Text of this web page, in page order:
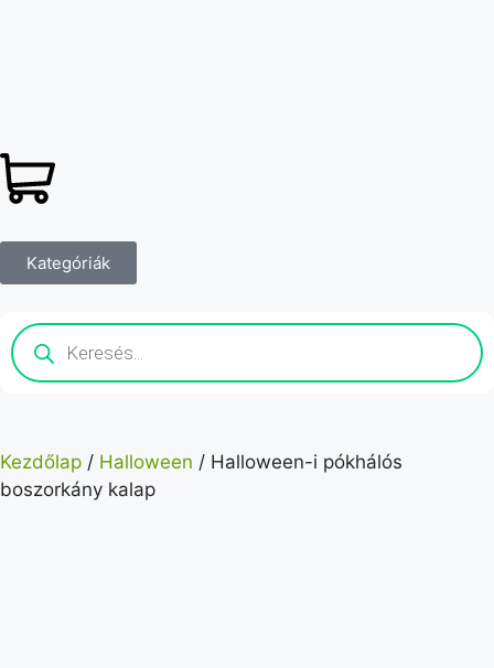
Kategóriák
Kezdőlap / Halloween / Halloween-i pókhálós
boszorkány kalap